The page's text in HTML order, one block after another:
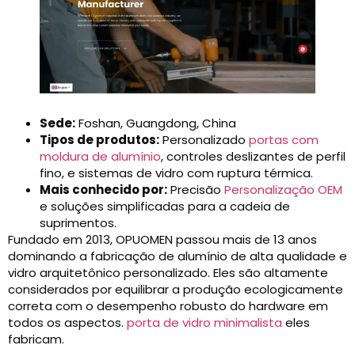
Sede:Foshan, Guangdong, China
Tipos de produtos:Personalizado portas com
moldura de alumínio, controles deslizantes de perfil
fino, e sistemas de vidro com ruptura térmica.
Mais conhecido por:Precisão Personalização OEM
e soluções simplificadas para a cadeia de
suprimentos.
Fundado em 2013, OPUOMEN passou mais de 13 anos
dominando a fabricação de alumínio de alta qualidade e
vidro arquitetônico personalizado. Eles são altamente
considerados por equilibrar a produção ecologicamente
correta com o desempenho robusto do hardware em
todos os aspectos. porta de vidro minimalista eles
fabricam.